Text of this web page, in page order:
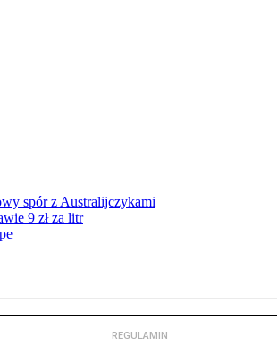
spór z Australijczykami
9 zł za litr
REGULAMIN